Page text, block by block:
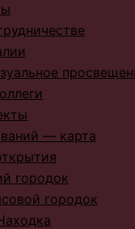
— карта
городок
городок